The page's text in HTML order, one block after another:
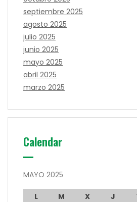
septiembre 2025
agosto 2025
julio 2025
junio 2025
mayo 2025
abril 2025
marzo 2025
Calendar
MAYO 2025
L M X J